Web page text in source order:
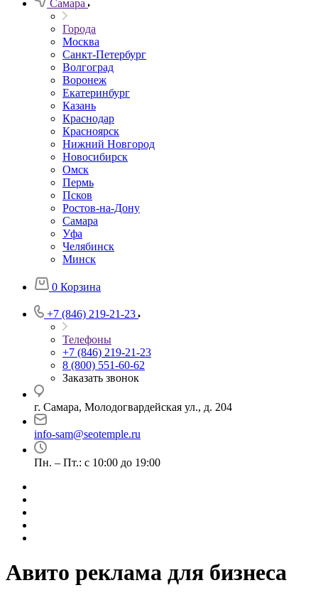
Самара
Города
Москва
Санкт-Петербург
Волгоград
Воронеж
Екатеринбург
Казань
Краснодар
Красноярск
Нижний Новгород
Новосибирск
Омск
Пермь
Псков
Ростов-на-Дону
Самара
Уфа
Челябинск
Минск
0 Корзина
+7 (846) 219-21-23
Телефоны
+7 (846) 219-21-23
8 (800) 551-60-62
Заказать звонок
г. Самара, Молодогвардейская ул., д. 204
info-sam@seotemple.ru
Пн. – Пт.: с 10:00 до 19:00
Авито реклама для бизнеса